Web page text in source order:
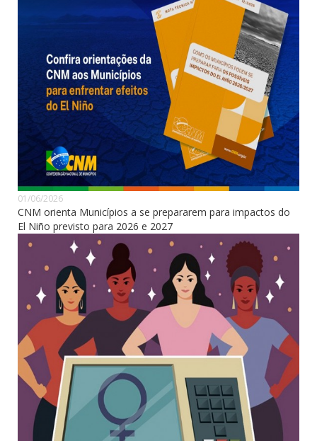
01/06/2026
CNM orienta Municípios a se prepararem para impactos do
El Niño previsto para 2026 e 2027